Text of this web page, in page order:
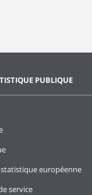
PUBLIQUE
européenne
service